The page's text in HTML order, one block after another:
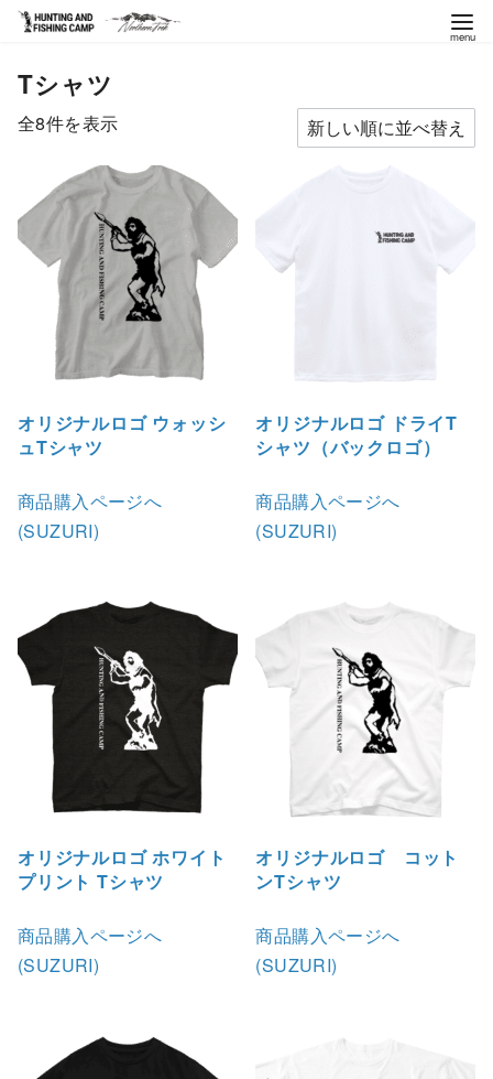
Tシャツ
全8件を表示新
い
順
オリジナルロゴ ウォッシ
ュTシャツ
商品購入ページへ
(SUZURI)
オリジナルロゴ ドライT
シャツ（バックロゴ）
商品購入ページへ
(SUZURI)
オリジナルロゴ ホワイト
プリント Tシャツ
商品購入ページへ
(SUZURI)
オリジナルロゴ コット
ンTシャツ
商品購入ページへ
(SUZURI)